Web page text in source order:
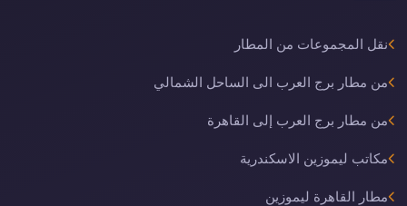
نقل المجموعات من المطار
من مطار برج العرب الى الساحل الشمالي
من مطار برج العرب إلى القاهرة
مكاتب ليموزين الاسكندرية
مطار القاهرة ليموزين